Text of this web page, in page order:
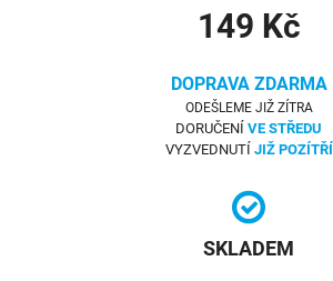
149 Kč
DOPRAVA ZDARMA
ODEŠLEME JIŽ ZÍTRA
DORUČENÍ VE STŘEDU
VYZVEDNUTÍ JIŽ POZÍTŘÍ
SKLADEM